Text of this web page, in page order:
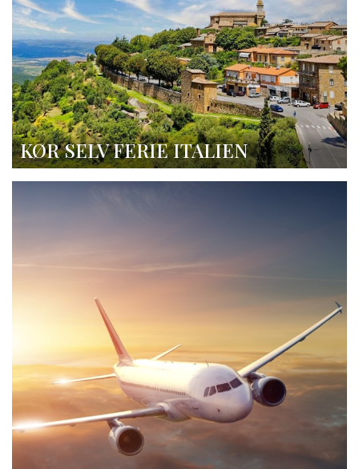
KØR SELV FERIE ITALIEN